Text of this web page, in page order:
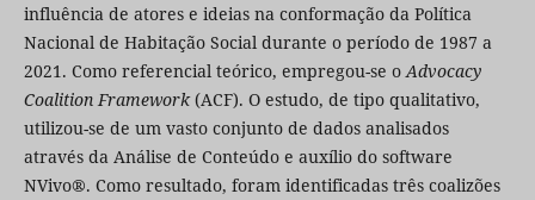
influência de atores e ideias na conformação da Política
Nacional de Habitação Social durante o período de 1987 a
2021. Como referencial teórico, empregou-se o Advocacy
Coalition Framework(ACF). O estudo, de tipo qualitativo,
utilizou-se de um vasto conjunto de dados analisados
através da Análise de Conteúdo e auxílio do software
NVivo®. Como resultado, foram identificadas três coalizões